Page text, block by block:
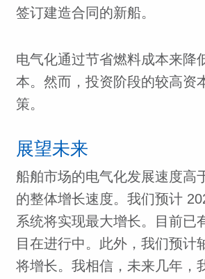
签订建造合同的新船。
电气化通过节省燃料成本来降
本。然而，投资阶段的较高资
策。
展望未来
船舶市场的电气化发展速度高
的整体增长速度。我们预计
系统将实现最大增长。目前已
目在进行中。此外，我们预计
将增长。我相信，未来几年，